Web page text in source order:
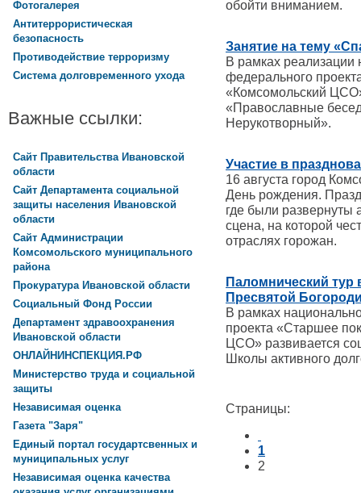
обойти вниманием.
Занятие на тему
В рамках реализации
федерального
«Комсомольский
«Православные
Нерукотворный».
Участие в
16 августа город
День рождения.
где были развернуты
сцена, на которой
отраслях горожан.
Паломнический
Пресвятой
В рамках
проекта «Старшее
ЦСО» развивается
Школы активного
Страницы:
1
2
Фотогалерея
Антитеррористическая
безопасность
Противодействие терроризму
Система долговременного ухода
Важные ссылки:
Сайт Правительства Ивановской
области
Сайт Департамента социальной
защиты населения Ивановской
области
Сайт Администрации
Комсомольского муниципального
района
Прокуратура Ивановской области
Социальный Фонд России
Департамент здравоохранения
Ивановской области
ОНЛАЙНИНСПЕКЦИЯ.РФ
Министерство труда и социальной
защиты
Независимая оценка
Газета "Заря"
Единый портал государтсвенных и
муниципальных услуг
Независимая оценка качества